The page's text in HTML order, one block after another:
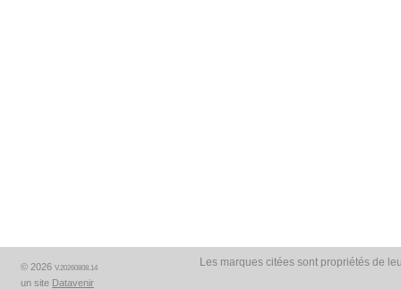
© 2026 V.20260808.14
un site Datavenir
Les marques citées sont propriétés de